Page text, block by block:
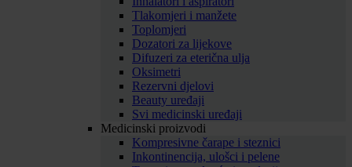
Tlakomjeri i manžete
Toplomjeri
Dozatori za lijekove
Difuzeri za eterična ulja
Oksimetri
Rezervni djelovi
Beauty uređaji
Svi medicinski uređaji
Medicinski proizvodi
Kompresivne čarape i steznici
Inkontinencija, ulošci i pelene